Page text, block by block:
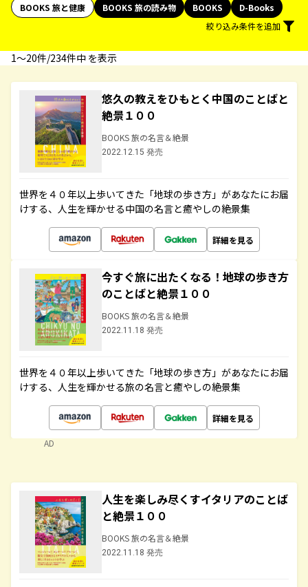
BOOKS 旅と健康
BOOKS 旅の読み物 BOOKS
D-Books
絞り込み条件を追加
1〜20件/234件中 を表示
悠久の教えをひもとく中国のことばと
絶景１００
BOOKS 旅の名言＆絶景
2022.12.15 発売
世界を４０年以上歩いてきた「地球の歩き方」があなたにお届
けする、人生を輝かせる中国の名言と癒やしの絶景集
詳細を見る
今すぐ旅に出たくなる！地球の歩き方
のことばと絶景１００
BOOKS 旅の名言＆絶景
2022.11.18 発売
世界を４０年以上歩いてきた「地球の歩き方」があなたにお届
けする、人生を輝かせる旅の名言と癒やしの絶景集
詳細を見る
AD
人生を楽しみ尽くすイタリアのことば
と絶景１００
BOOKS 旅の名言＆絶景
2022.11.18 発売